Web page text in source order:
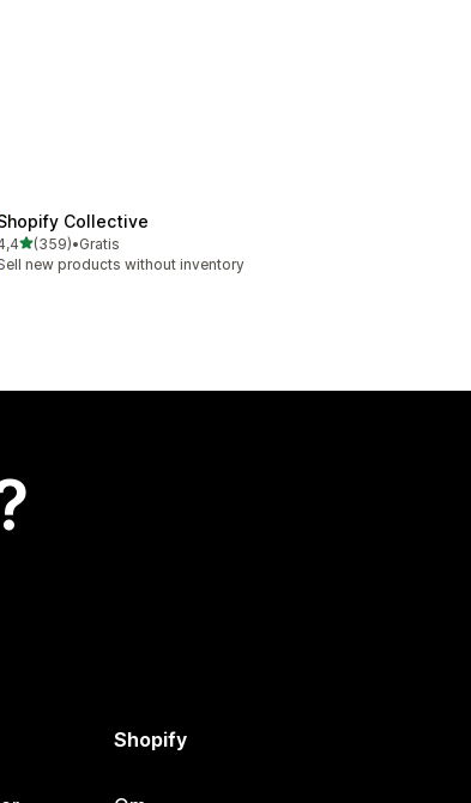
Collective
av 5 stjerner
(359)
359 omtaler
•Gratis
new products without inventory
Shopify